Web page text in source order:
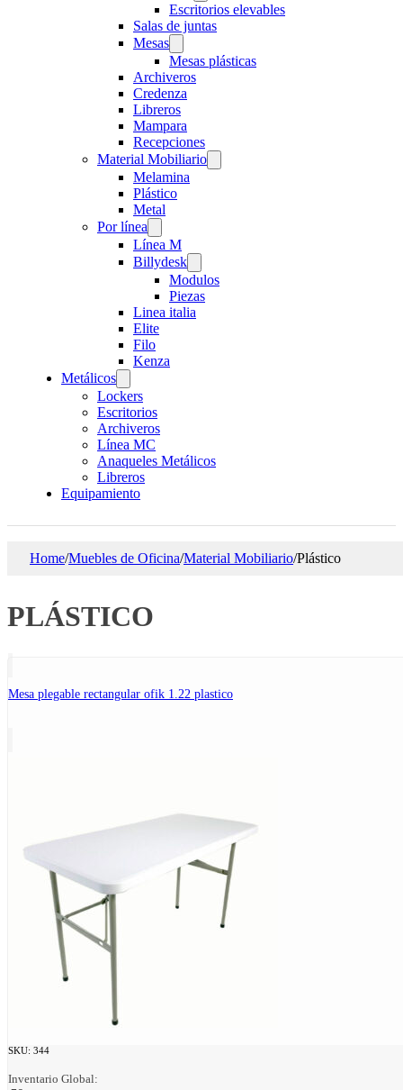
Escritorios elevables
Salas de juntas
Mesas
Mesas plásticas
Archiveros
Credenza
Libreros
Mampara
Recepciones
Material Mobiliario
Melamina
Plástico
Metal
Por línea
Línea M
Billydesk
Modulos
Piezas
Linea italia
Elite
Filo
Kenza
Metálicos
Lockers
Escritorios
Archiveros
Línea MC
Anaqueles Metálicos
Libreros
Equipamiento
Home/Muebles de Oficina/Material Mobiliario/Plástico
PLÁSTICO
Mesa plegable rectangular ofik 1.22 plastico
SKU: 344
Inventario Global: